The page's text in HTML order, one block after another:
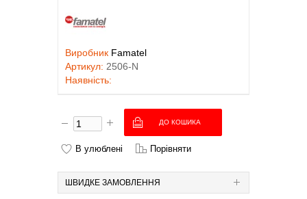
Виробник Famatel
Артикул: 2506-N
Наявність:
В улюблені Порівняти
ШВИДКЕ ЗАМОВЛЕННЯ